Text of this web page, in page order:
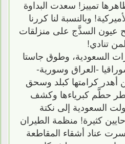
تمييز! سعدت البداوة
وبالنسبة لنا كررنا
عيون السذَّج على منزلقات
تنادي!
السعودية، وطوق جاستا
-العراق وسورية-
أهدر كرامتها كبلد وسحق
حطَّم كبرياءها وكشف
السعودية إلى نكتة
كثيرة! منظمة الطيران
عناد أشقاء المقاطعة